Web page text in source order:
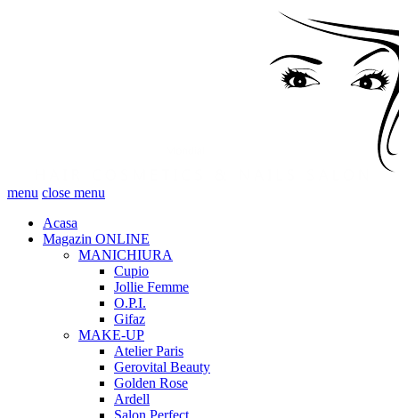
menu close menu
Acasa
Magazin ONLINE
MANICHIURA
Cupio
Jollie Femme
O.P.I.
Gifaz
MAKE-UP
Atelier Paris
Gerovital Beauty
Golden Rose
Ardell
Salon Perfect